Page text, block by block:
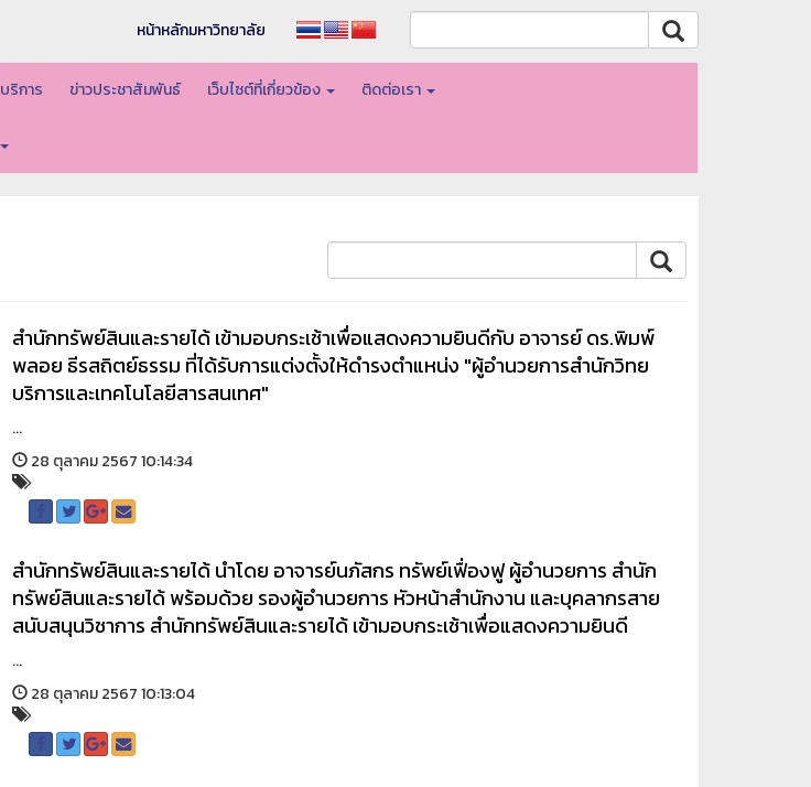
หน้าหลักมหาวิทยาลัย
บริการ ข่าวประชาสัมพันธ์ เว็บไซต์ที่เกี่ยวข้อง ติดต่อเรา
สำนักทรัพย์สินและรายได้ เข้ามอบกระเช้าเพื่อแสดงความยินดีกับ อาจารย์ ดร.พิมพ์
พลอย ธีรสถิตย์ธรรม ที่ได้รับการแต่งตั้งให้ดำรงตำแหน่ง "ผู้อำนวยการสำนักวิทย
บริการและเทคโนโลยีสารสนเทศ"
...
28 ตุลาคม 2567 10:14:34
สำนักทรัพย์สินและรายได้ นำโดย อาจารย์นภัสกร ทรัพย์เฟื่องฟู ผู้อำนวยการ สำนัก
ทรัพย์สินและรายได้ พร้อมด้วย รองผู้อำนวยการ หัวหน้าสำนักงาน และบุคลากรสาย
สนับสนุนวิชาการ สำนักทรัพย์สินและรายได้ เข้ามอบกระเช้าเพื่อแสดงความยินดี
...
28 ตุลาคม 2567 10:13:04